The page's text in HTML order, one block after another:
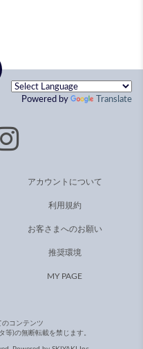
Powered by Translate
アカウントについて
利用規約
お客さまへのお願い
推奨環境
MY PAGE
コンテンツ
等)の無断転載を禁じます。